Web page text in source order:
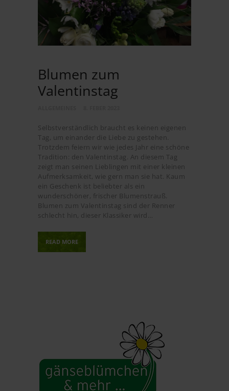
Blumen zum
Valentinstag
Selbstverständlich braucht es keinen eigenen
Tag, um einander die Liebe zu gestehen.
Trotzdem feiern wir wie jedes Jahr eine schöne
Tradition: den Valentinstag. An diesem Tag
zeigt man seinen Lieblingen mit einer kleinen
Aufmerksamkeit, wie gern man sie hat. Kaum
ein Geschenk ist beliebter als ein
wunderschöner, frischer Blumenstrauß.
Blumen zum Valentinstag sind der Renner
schlecht hin, dieser Klassiker wird…
READ MORE